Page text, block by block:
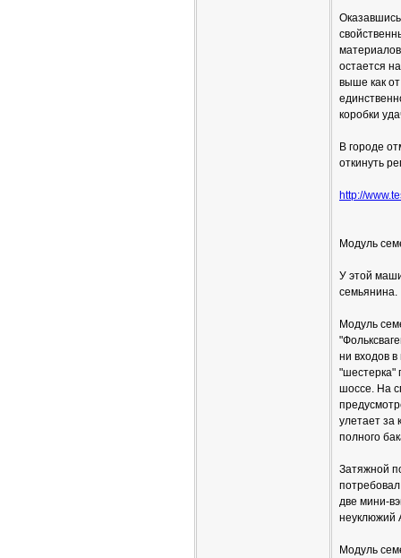
остается
выше как
коробки
В городе
откинуть
http://
Модуль
У этой
семьянина.
Модуль
ни входов
"шестерка"
шоссе. На
улетает за
полного
Затяжной
две мини-
неуклюжий
Модуль